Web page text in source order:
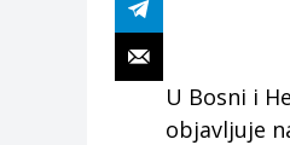
U Bosni i
objavljuje